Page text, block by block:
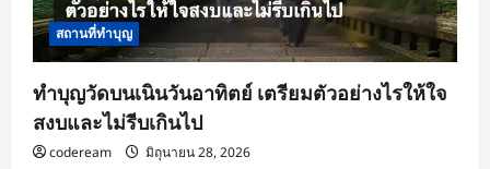
สถานที่ทำบุญ
ทำบุญวัดบนเนินวันอาทิตย์ เตรียมตัวอย่างไรให้ใจ
สงบและไม่รีบเกินไป
codeream มิถุนายน 28, 2026